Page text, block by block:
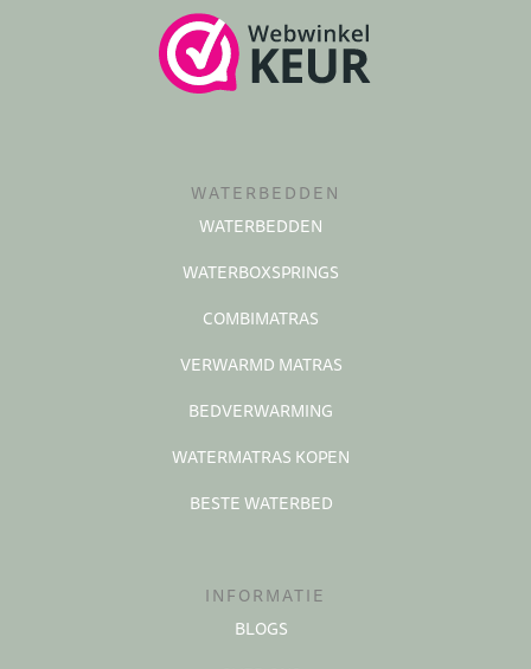
WATERBEDDEN
WATERBEDDEN
WATERBOXSPRINGS
COMBIMATRAS
VERWARMD MATRAS
BEDVERWARMING
WATERMATRAS KOPEN
BESTE WATERBED
INFORMATIE
BLOGS